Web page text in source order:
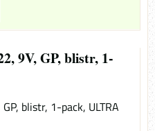
9V, GP, blistr, 1-
blistr, 1-pack, ULTRA